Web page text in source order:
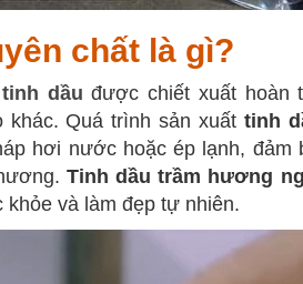
chất là gì?
dầu được chiết xuất hoàn
Quá trình sản xuất tinh
hơi nước hoặc ép lạnh, đảm
Tinh dầu trầm hương
và làm đẹp tự nhiên.